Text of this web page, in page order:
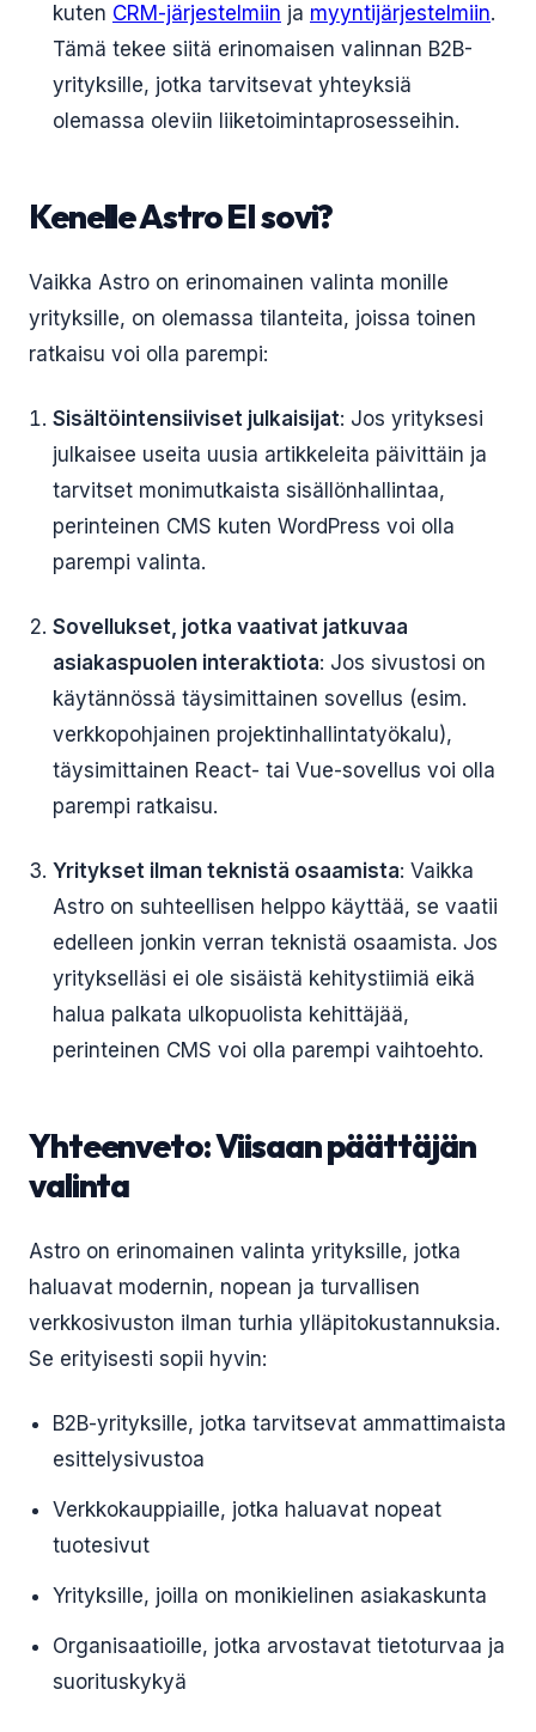
kuten CRM-järjestelmiin ja myyntijärjestelmiin.
Tämä tekee siitä erinomaisen valinnan B2B-
yrityksille, jotka tarvitsevat yhteyksiä
olemassa oleviin liiketoimintaprosesseihin.
Kenelle Astro EI sovi?
Vaikka Astro on erinomainen valinta monille
yrityksille, on olemassa tilanteita, joissa toinen
ratkaisu voi olla parempi:
Sisältöintensiiviset julkaisijat: Jos yrityksesi
julkaisee useita uusia artikkeleita päivittäin ja
tarvitset monimutkaista sisällönhallintaa,
perinteinen CMS kuten WordPress voi olla
parempi valinta.
Sovellukset, jotka vaativat jatkuvaa
asiakaspuolen interaktiota: Jos sivustosi on
käytännössä täysimittainen sovellus (esim.
verkkopohjainen projektinhallintatyökalu),
täysimittainen React- tai Vue-sovellus voi olla
parempi ratkaisu.
Yritykset ilman teknistä osaamista: Vaikka
Astro on suhteellisen helppo käyttää, se vaatii
edelleen jonkin verran teknistä osaamista. Jos
yritykselläsi ei ole sisäistä kehitystiimiä eikä
halua palkata ulkopuolista kehittäjää,
perinteinen CMS voi olla parempi vaihtoehto.
Yhteenveto: Viisaan päättäjän
valinta
Astro on erinomainen valinta yrityksille, jotka
haluavat modernin, nopean ja turvallisen
verkkosivuston ilman turhia ylläpitokustannuksia.
Se erityisesti sopii hyvin:
B2B-yrityksille, jotka tarvitsevat ammattimaista
esittelysivustoa
Verkkokauppiaille, jotka haluavat nopeat
tuotesivut
Yrityksille, joilla on monikielinen asiakaskunta
Organisaatioille, jotka arvostavat tietoturvaa ja
suorituskykyä